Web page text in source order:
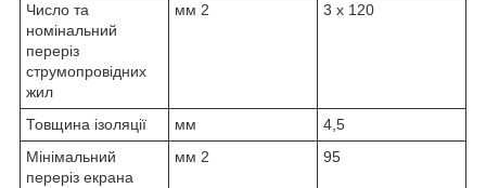
Число та
номінальний
переріз
струмопровідних
жил
мм 2 3 x 120
Товщина ізоляції мм
4,5
Мінімальний
переріз екрана
мм 2 95